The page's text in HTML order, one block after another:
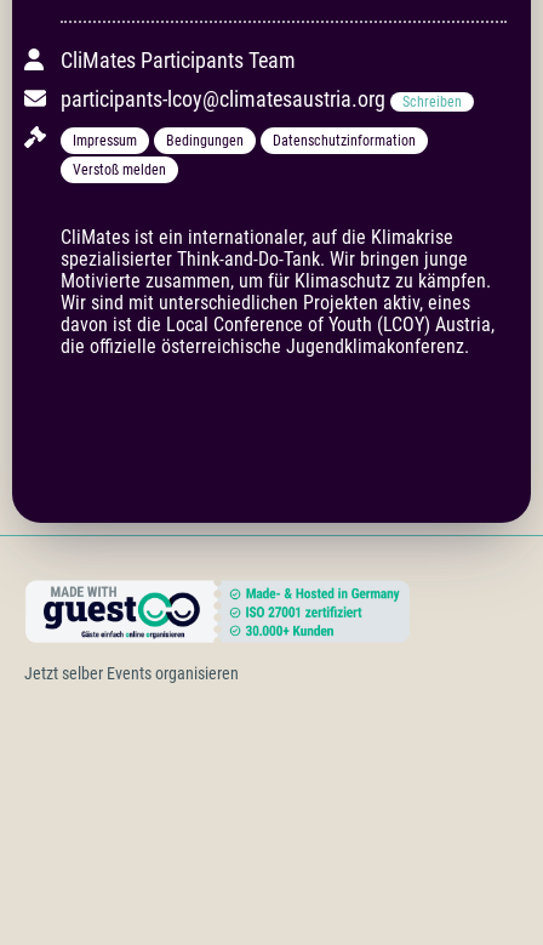
CliMates Participants Team
participants-lcoy@climatesaustria.org
Schreiben
Impressum Bedingungen
Datenschutzinformation
Verstoß melden
CliMates ist ein internationaler, auf die Klimakrise
spezialisierter Think-and-Do-Tank. Wir bringen junge
Motivierte zusammen, um für Klimaschutz zu kämpfen.
Wir sind mit unterschiedlichen Projekten aktiv, eines
davon ist die Local Conference of Youth (LCOY) Austria,
die offizielle österreichische Jugendklimakonferenz.
Jetzt selber Events organisieren